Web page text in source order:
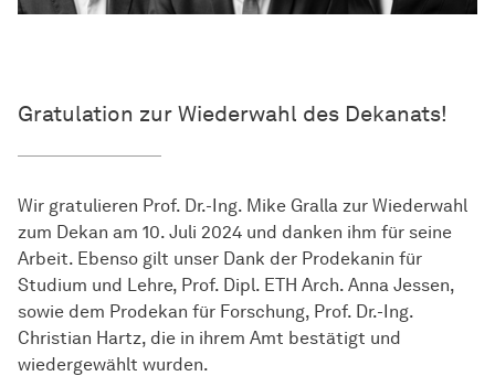
Gratulation zur Wiederwahl des Dekanats!
Wir gratulieren Prof. Dr.-Ing. Mike Gralla zur Wiederwahl
zum Dekan am 10. Juli 2024 und danken ihm für seine
Arbeit. Ebenso gilt unser Dank der Prodekanin für
Studium und Lehre, Prof. Dipl. ETH Arch. Anna Jessen,
sowie dem Prodekan für Forschung, Prof. Dr.-Ing.
Christian Hartz, die in ihrem Amt bestätigt und
wiedergewählt wurden.